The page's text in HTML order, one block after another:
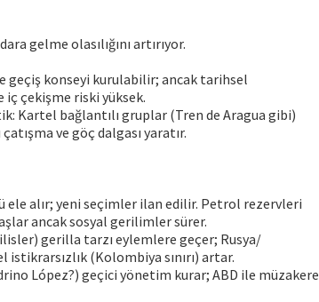
gelme olasılığını artırıyor.
geçiş konseyi kurulabilir; ancak tarihsel
çekişme riski yüksek.
Kartel bağlantılı gruplar (Tren de Aragua gibi)
ve göç dalgası yaratır.
ele alır; yeni seçimler ilan edilir. Petrol rezervleri
ancak sosyal gerilimler sürer.
gerilla tarzı eylemlere geçer; Rusya/
(Kolombiya sınırı) artar.
López?) geçici yönetim kurar; ABD ile müzakere